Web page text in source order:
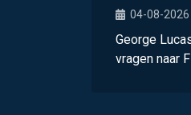
04-08-2026
George
vragen naar